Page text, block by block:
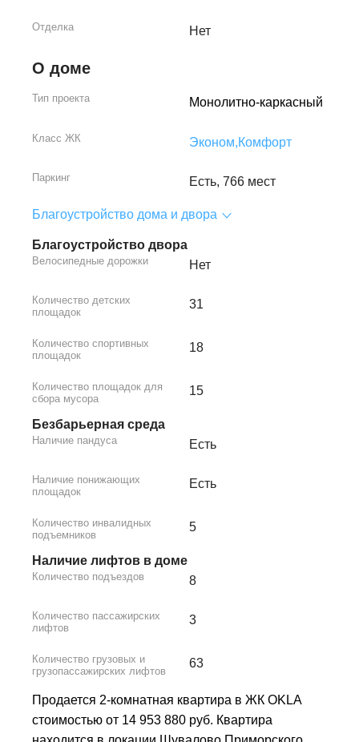
Отделка Нет
О доме
Тип проекта Монолитно-каркасный
Класс ЖК Эконом,Комфорт
Паркинг Есть, 766 мест
Благоустройство дома и двора
Благоустройство двора
Велосипедные дорожки Нет
Количество детских
площадок
31
Количество спортивных
площадок
18
Количество площадок для
сбора мусора
15
Безбарьерная среда
Наличие пандуса Есть
Наличие понижающих
площадок
Есть
Количество инвалидных
подъемников
5
Наличие лифтов в доме
Количество подъездов 8
Количество пассажирских
лифтов
3
Количество грузовых и
грузопассажирских лифтов
63
Продается 2-комнатная квартира в ЖК OKLA
стоимостью от 14 953 880 руб. Квартира